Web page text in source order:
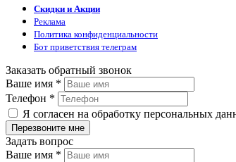
Скидки и Акции
Реклама
Политика конфиденциальности
Бот приветствия телеграм
Заказать обратный звонок
Ваше имя *
Телефон *
Я согласен на обработку персональных
Задать вопрос
Ваше имя *